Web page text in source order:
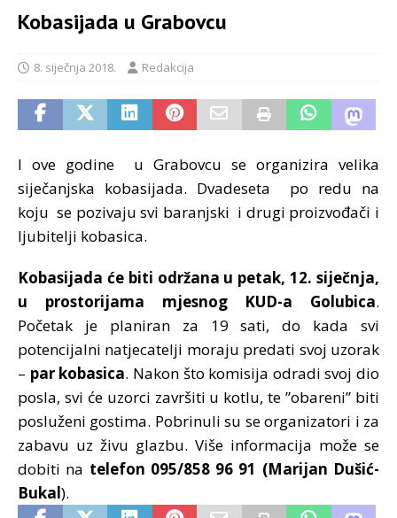
Kobasijada u Grabovcu
8. siječnja 2018. Redakcija
I ove godine u Grabovcu se organizira velika
siječanjska kobasijada. Dvadeseta po redu na
koju se pozivaju svi baranjski i drugi proizvođači i
ljubitelji kobasica.
Kobasijada će biti održana u petak, 12. siječnja,
u prostorijama mjesnog KUD-a Golubica.
Početak je planiran za 19 sati, do kada svi
potencijalni natjecatelji moraju predati svoj uzorak
– par kobasica. Nakon što komisija odradi svoj dio
posla, svi će uzorci završiti u kotlu, te ”obareni” biti
posluženi gostima. Pobrinuli su se organizatori i za
zabavu uz živu glazbu. Više informacija može se
dobiti na telefon 095/858 96 91 (Marijan Dušić-
Bukal).